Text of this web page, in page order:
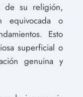
de su religión,
equivocada o
Esto
superficial o
genuina y